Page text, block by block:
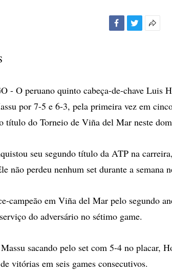
- O peruano quinto cabeça-de-chave Luis
por 7-5 e 6-3, pela primeira vez em
título do Torneio de Viña del Mar neste
seu segundo título da ATP na
não perdeu nenhum set durante a semana
campeão em Viña del Mar pelo segundo
do adversário no sétimo game.
sacando pelo set com 5-4 no placar,
vitórias em seis games consecutivos.